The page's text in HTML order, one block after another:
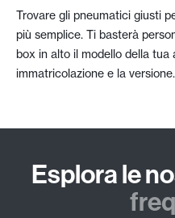
Trovare gli pneumatici giusti
più semplice. Ti basterà
box in alto il modello della tua
immatricolazione e la versione.
Esplora le